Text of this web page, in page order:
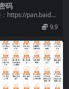
码
https://pan.baidu.
9.9